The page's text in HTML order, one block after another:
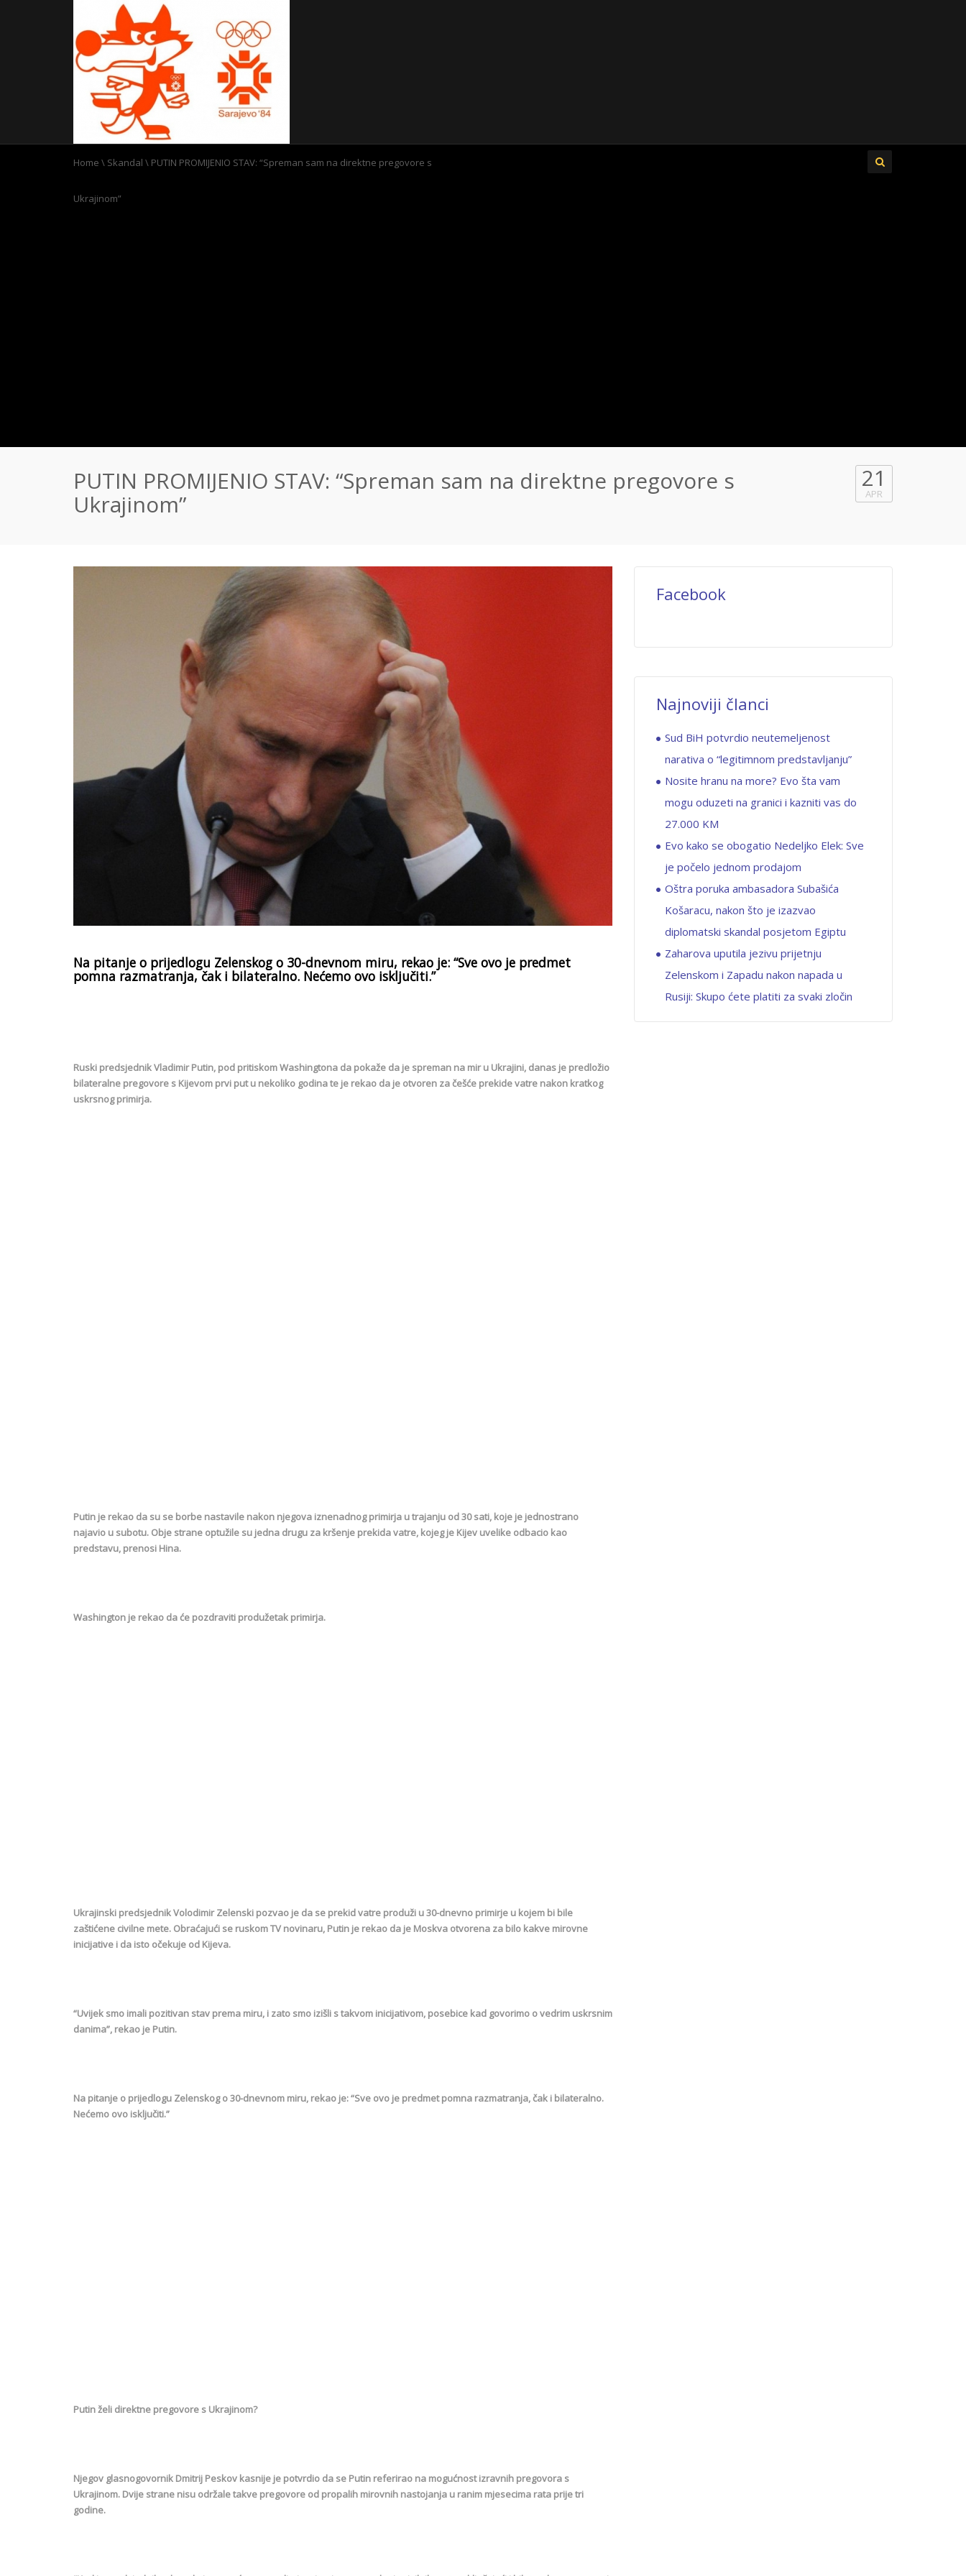
Home \ Skandal \ PUTIN PROMIJENIO STAV: “Spreman sam na direktne pregovore s
Ukrajinom”
PUTIN PROMIJENIO STAV: “Spreman sam na direktne pregovore s
Ukrajinom”
21
APR
Na pitanje o prijedlogu Zelenskog o 30-dnevnom miru, rekao je: “Sve ovo je predmet
pomna razmatranja, čak i bilateralno. Nećemo ovo isključiti.”
Ruski predsjednik Vladimir Putin, pod pritiskom Washingtona da pokaže da je spreman na mir u Ukrajini, danas je predložio
bilateralne pregovore s Kijevom prvi put u nekoliko godina te je rekao da je otvoren za češće prekide vatre nakon kratkog
uskrsnog primirja.
Putin je rekao da su se borbe nastavile nakon njegova iznenadnog primirja u trajanju od 30 sati, koje je jednostrano
najavio u subotu. Obje strane optužile su jedna drugu za kršenje prekida vatre, kojeg je Kijev uvelike odbacio kao
predstavu, prenosi Hina.
Washington je rekao da će pozdraviti produžetak primirja.
Ukrajinski predsjednik Volodimir Zelenski pozvao je da se prekid vatre produži u 30-dnevno primirje u kojem bi bile
zaštićene civilne mete. Obraćajući se ruskom TV novinaru, Putin je rekao da je Moskva otvorena za bilo kakve mirovne
inicijative i da isto očekuje od Kijeva.
“Uvijek smo imali pozitivan stav prema miru, i zato smo izišli s takvom inicijativom, posebice kad govorimo o vedrim uskrsnim
danima”, rekao je Putin.
Na pitanje o prijedlogu Zelenskog o 30-dnevnom miru, rekao je: “Sve ovo je predmet pomna razmatranja, čak i bilateralno.
Nećemo ovo isključiti.”
Putin želi direktne pregovore s Ukrajinom?
Njegov glasnogovornik Dmitrij Peskov kasnije je potvrdio da se Putin referirao na mogućnost izravnih pregovora s
Ukrajinom. Dvije strane nisu održale takve pregovore od propalih mirovnih nastojanja u ranim mjesecima rata prije tri
godine.
Facebook
Najnoviji članci
Sud BiH potvrdio neutemeljenost
narativa o “legitimnom predstavljanju”
Nosite hranu na more? Evo šta vam
mogu oduzeti na granici i kazniti vas do
27.000 KM
Evo kako se obogatio Nedeljko Elek: Sve
je počelo jednom prodajom
Oštra poruka ambasadora Subašića
Košaracu, nakon što je izazvao
diplomatski skandal posjetom Egiptu
Zaharova uputila jezivu prijetnju
Zelenskom i Zapadu nakon napada u
Rusiji: Skupo ćete platiti za svaki zločin